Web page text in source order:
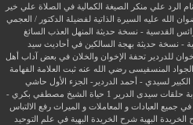
الرد علي منكر الصيغة الكمالية في الصلاة علي خير
الله عليه
السيرة الذاتية لفضيلة الدكتور / العجمي
القدسية - نسخة حديثة
المنهل العذب السائغ
- نسخة حديثة بهجة السالكين في أحاديث سيد
للدردير تحفة الإخوان والخلان في بعض آداب أهل
الجواد المنسفيسى رضي الله عنه ثبت العلامة الفهامة
لسيدي - أحمد الدردير- الجزء الأول حاشي
حلقات سيدى الدرير 1
حياة الشيخ مصطفي بكري -
جميع العبادات و المعاملات و الميراث رفع الالتباس
البهية شرح الخريدة البهية في علم التوحيد